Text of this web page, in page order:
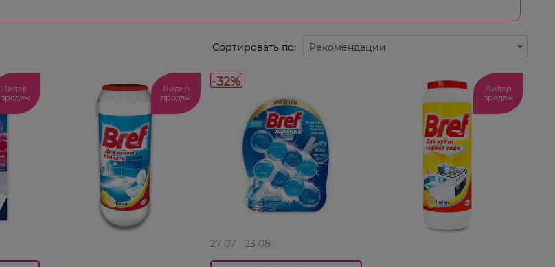
Сортировать по: Рекомендации
Лидер
продаж
Лидер
продаж
-32%
27 07 - 23 08
Лидер
продаж